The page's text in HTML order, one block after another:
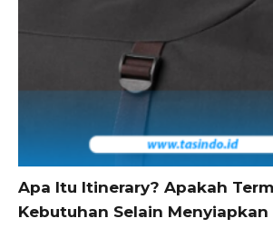
Apa Itu Itinerary? Apakah
Kebutuhan Selain Menyiapkan